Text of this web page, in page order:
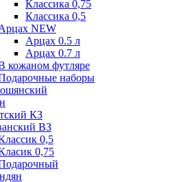
Классика 0,75
Классика 0,5
NEW
Арцах 0.5 л
Арцах 0.7 л
кожаном футляре
наборы
КЗ
ВЗ
0,5
0,75